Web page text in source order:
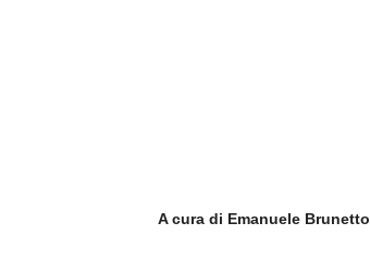
A cura di Emanuele Brunetto